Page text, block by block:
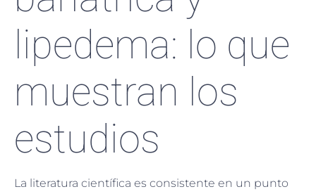
lipedema: lo que
muestran los
estudios
La literatura científica es consistente en un punto